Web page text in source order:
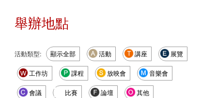
舉辦地點
活動類型: 顯示全部 活動 講座 展覽
工作坊 課程 放映會 音樂會
會議 比賽 論壇 其他